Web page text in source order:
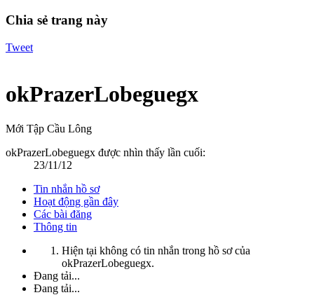
Chia sẻ trang này
Tweet
okPrazerLobeguegx
Mới Tập Cầu Lông
okPrazerLobeguegx được nhìn thấy lần cuối:
23/11/12
Tin nhắn hồ sơ
Hoạt động gần đây
Các bài đăng
Thông tin
Hiện tại không có tin nhắn trong hồ sơ của
okPrazerLobeguegx.
Đang tải...
Đang tải...